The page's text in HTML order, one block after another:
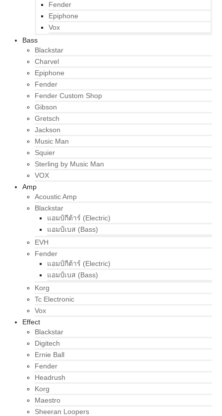
Fender
Epiphone
Vox
Bass
Blackstar
Charvel
Epiphone
Fender
Fender Custom Shop
Gibson
Gretsch
Jackson
Music Man
Squier
Sterling by Music Man
VOX
Amp
Acoustic Amp
Blackstar
แอมป์กีต้าร์ (Electric)
แอมป์เบส (Bass)
EVH
Fender
แอมป์กีต้าร์ (Electric)
แอมป์เบส (Bass)
Korg
Tc Electronic
Vox
Effect
Blackstar
Digitech
Ernie Ball
Fender
Headrush
Korg
Maestro
Sheeran Loopers